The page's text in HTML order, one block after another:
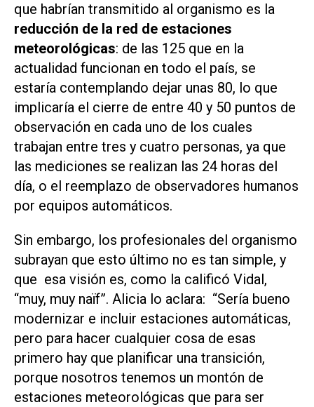
que habrían transmitido al organismo es la
reducción de la red de estaciones
meteorológicas: de las 125 que en la
actualidad funcionan en todo el país, se
estaría contemplando dejar unas 80, lo que
implicaría el cierre de entre 40 y 50 puntos de
observación en cada uno de los cuales
trabajan entre tres y cuatro personas, ya que
las mediciones se realizan las 24 horas del
día, o el reemplazo de observadores humanos
por equipos automáticos.
Sin embargo, los profesionales del organismo
subrayan que esto último no es tan simple, y
que esa visión es, como la calificó Vidal,
“muy, muy naïf”. Alicia lo aclara: “Sería bueno
modernizar e incluir estaciones automáticas,
pero para hacer cualquier cosa de esas
primero hay que planificar una transición,
porque nosotros tenemos un montón de
estaciones meteorológicas que para ser